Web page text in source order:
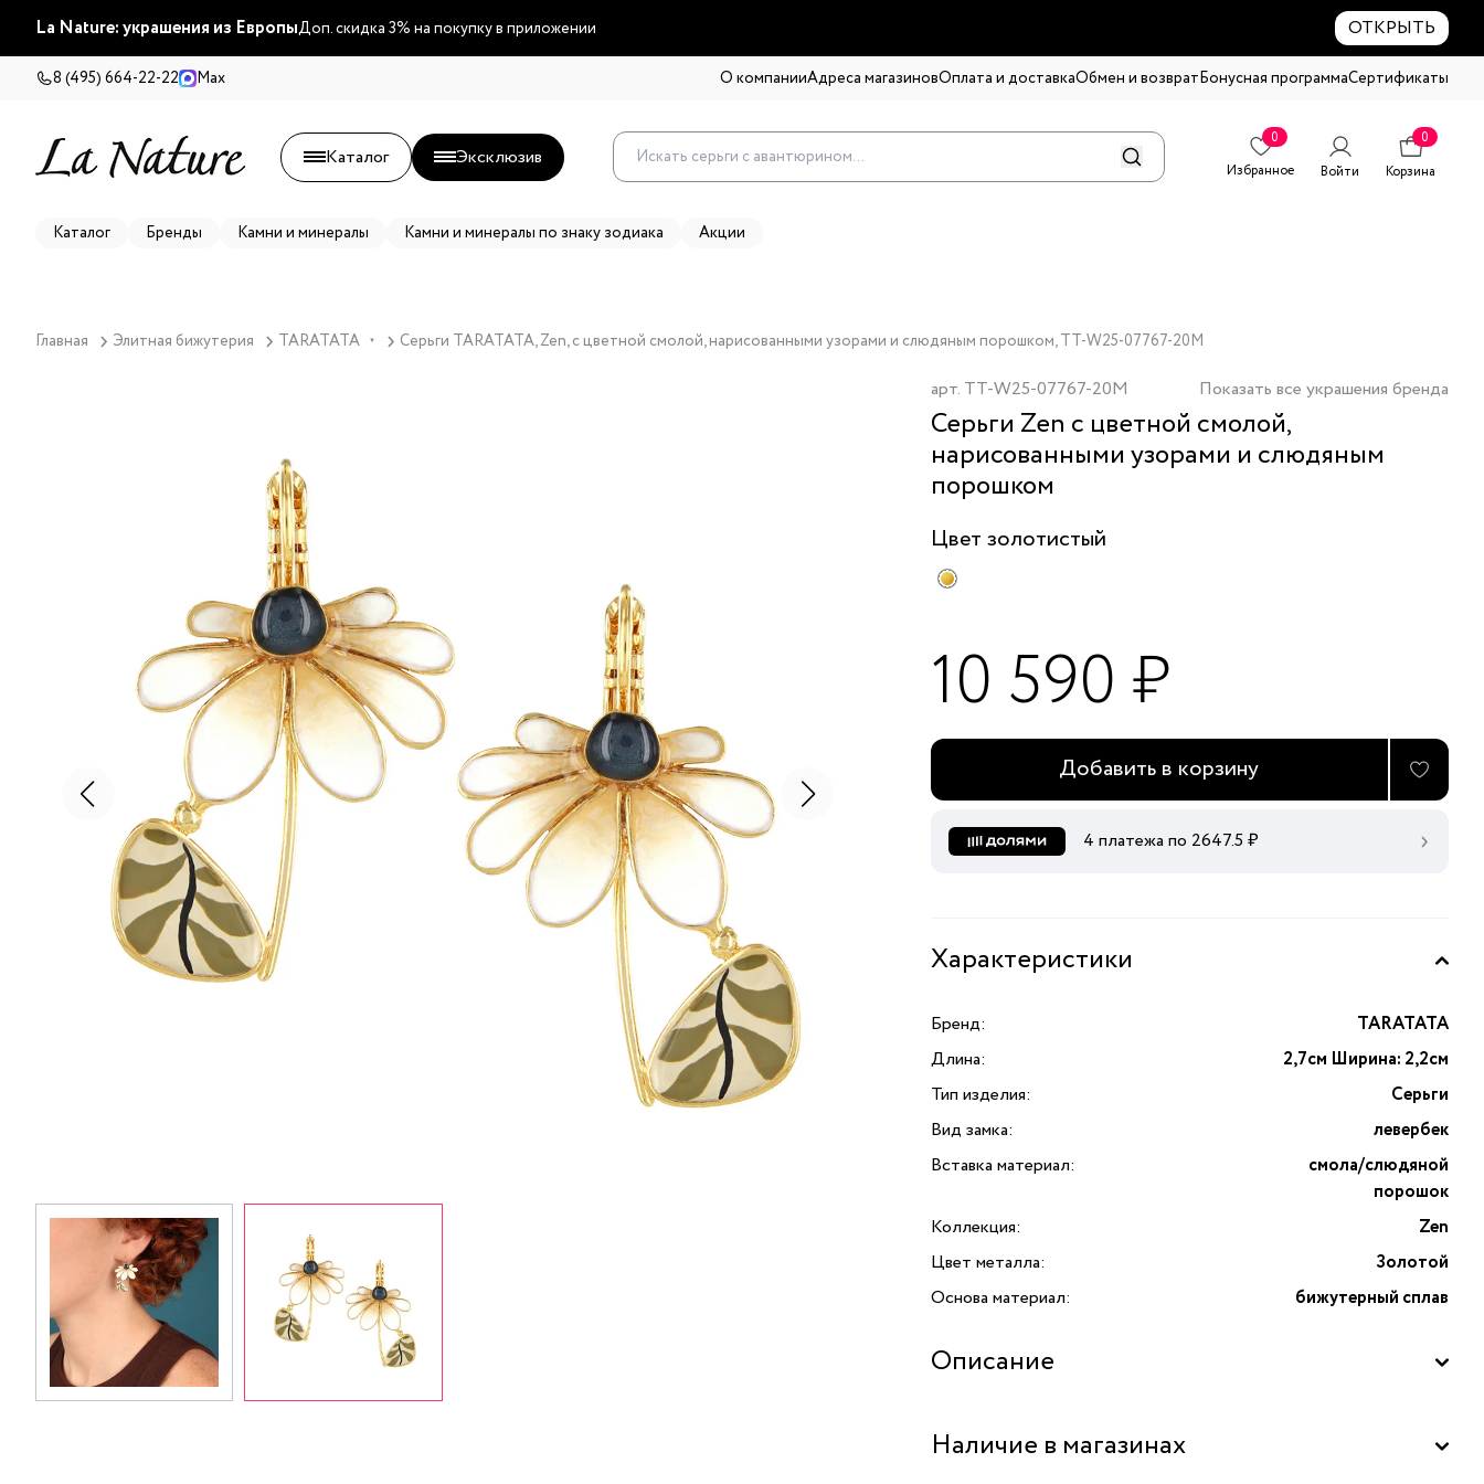
La Nature: украшения из ЕвропыДоп. скидка 3% на покупку в приложении ОТКРЫТЬ
8 (495) 664-22-22 Max О компанииАдреса магазиновОплата и доставкаОбмен и возвратБонусная программаСертификаты
Каталог Эксклюзив
0
Избранное
Войти
0
Корзина
Каталог Бренды Камни и минералы Камни и минералы по знаку зодиака Акции
Главная Элитная бижутерия TARATATA ▼ Серьги TARATATA, Zen, с цветной смолой, нарисованными узорами и слюдяным порошком, TT-W25-07767-20M
арт. TT-W25-07767-20M Показать все украшения бренда
Серьги Zen с цветной смолой,
нарисованными узорами и слюдяным
порошком
Цвет золотистый
10 590 ₽
Добавить в корзину
4 платежа по 2647.5 ₽
Характеристики
Бренд:
TARATATA
Длина:
2,7см Ширина: 2,2см
Тип изделия:
Серьги
Вид замка:
левербек
Вставка материал:
смола/слюдяной
порошок
Коллекция:
Zen
Цвет металла:
Золотой
Основа материал:
бижутерный сплав
Описание
и слюдяным порошком от французского бренда TARATATA.
Наличие в магазинах